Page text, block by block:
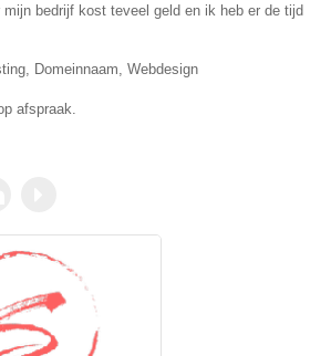
mijn bedrijf kost teveel geld en ik heb er de tijd
Domeinnaam, Webdesign
afspraak.